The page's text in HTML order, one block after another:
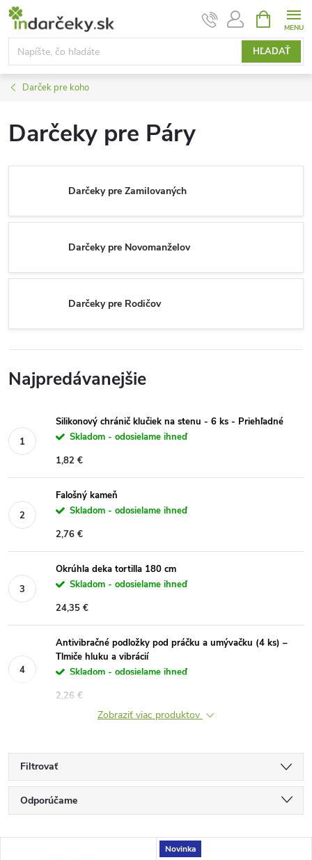
Prejsť
obsah
HĽADAŤ
KOŠÍK
Darček pre koho
Darčeky pre Páry
Darčeky pre Zamilovaných
Darčeky pre Novomanželov
Darčeky pre Rodičov
Najpredávanejšie
Silikonový chránič klučiek na stenu - 6 ks - Priehľadné
Skladom - odosielame ihneď
1,82 €
Falošný kameň
Skladom - odosielame ihneď
2,76 €
Okrúhla deka tortilla 180 cm
Skladom - odosielame ihneď
24,35 €
Antivibračné podložky pod práčku a umývačku (4 ks) –
Tlmiče hluku a vibrácií
Skladom - odosielame ihneď
2,26 €
Zobraziť viac produktov
Filtrovať
R
a
Odporúčame
Novinka